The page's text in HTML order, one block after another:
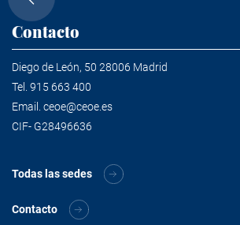
Contacto
Diego de León, 50 28006 Madrid
Tel. 915 663 400
Email. ceoe@ceoe.es
CIF- G28496636
Todas las sedes
Contacto